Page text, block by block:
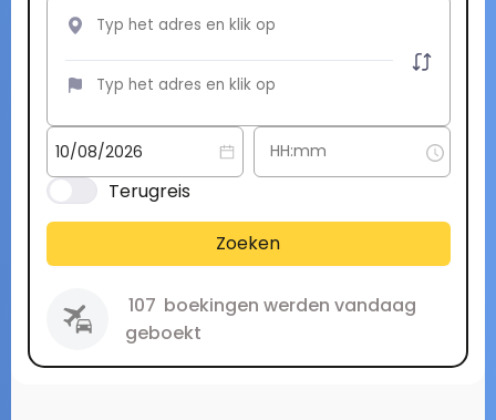
Terugreis
Zoeken
107 boekingen werden vandaag
geboekt